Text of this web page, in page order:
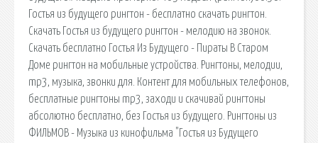
Гостья из будущего рингтон - бесплатно скачать рингтон.
Скачать Гостья из будущего рингтон - мелодию на звонок.
Скачать бесплатно Гостья Из Будущего - Пираты В Старом
Доме рингтон на мобильные устройства. Рингтоны, мелодии,
mp3, музыка, звонки для. Контент для мобильных телефонов,
бесплатные рингтоны mp3, заходи и скачивай рингтоны
абсолютно бесплатно, без Гостья из будущего. Рингтоны из
ФИЛЬМОВ - Музыка из кинофильма "Гостья из Будущего